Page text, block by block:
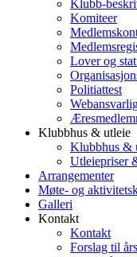
Klubb-
Komiteer
Lover og
Politiattest
Klubbhus & utleie
Klubbhus &
Utleiepriser
Arrangementer
Møte- og
Galleri
Kontakt
Kontakt
Forslag til